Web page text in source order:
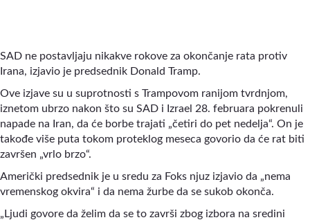
SAD ne postavljaju nikakve rokove za okončanje rata protiv
Irana, izjavio je predsednik Donald Tramp.
Ove izjave su u suprotnosti s Trampovom ranijom tvrdnjom,
iznetom ubrzo nakon što su SAD i Izrael 28. februara pokrenuli
napade na Iran, da će borbe trajati „četiri do pet nedelja“. On je
takođe više puta tokom proteklog meseca govorio da će rat biti
završen „vrlo brzo“.
Američki predsednik je u sredu za Foks njuz izjavio da „nema
vremenskog okvira“ i da nema žurbe da se sukob okonča.
„Ljudi govore da želim da se to završi zbog izbora na sredini